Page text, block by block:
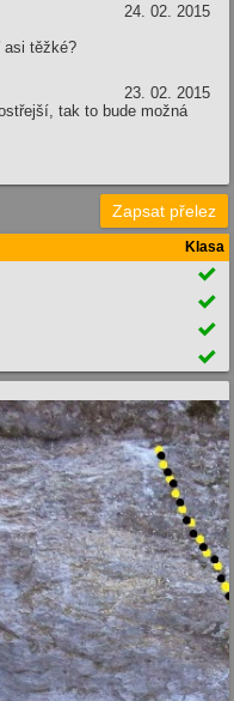
24. 02. 2015
asi těžké?
23. 02. 2015
tak to bude možná
Zapsat přelez
Klasa



